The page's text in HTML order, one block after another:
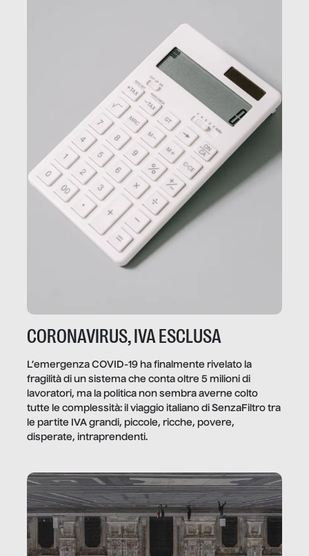
CORONAVIRUS, IVA ESCLUSA
L’emergenza COVID-19 ha finalmente rivelato la
fragilità di un sistema che conta oltre 5 milioni di
lavoratori, ma la politica non sembra averne colto
tutte le complessità: il viaggio italiano di SenzaFiltro tra
le partite IVA grandi, piccole, ricche, povere,
disperate, intraprendenti.